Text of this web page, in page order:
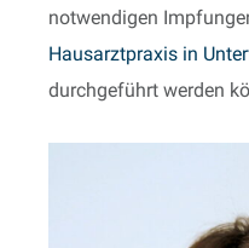
notwendigen
Hausarztpraxis in
durchgeführt werden